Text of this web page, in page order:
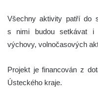
Všechny aktivity patří do
s nimi budou setkávat i
výchovy, volnočasových
Projekt je financován z
Ústeckého kraje.